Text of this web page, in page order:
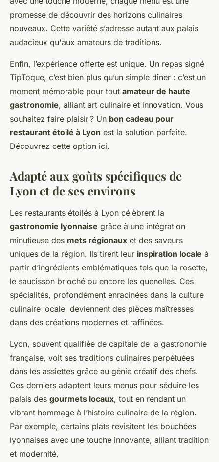
promesse de découvrir des horizons culinaires
nouveaux. Cette variété s’adresse autant aux palais
audacieux qu'aux amateurs de traditions.
Enfin, l’expérience offerte est unique. Un repas signé
TipToque, c’est bien plus qu’un simple dîner : c’est un
moment mémorable pour tout amateur de haute
gastronomie, alliant art culinaire et innovation. Vous
souhaitez faire plaisir ? Un bon cadeau pour
restaurant étoilé à Lyon est la solution parfaite.
Découvrez cette option ici.
Adapté aux goûts spécifiques de
Lyon et de ses environs
Les restaurants étoilés à Lyon célèbrent la
gastronomie lyonnaise grâce à une intégration
minutieuse des mets régionaux et des saveurs
uniques de la région. Ils tirent leur inspiration locale à
partir d’ingrédients emblématiques tels que la rosette,
le saucisson brioché ou encore les quenelles. Ces
spécialités, profondément enracinées dans la culture
culinaire locale, deviennent des pièces maîtresses
dans des créations modernes et raffinées.
Lyon, souvent qualifiée de capitale de la gastronomie
française, voit ses traditions culinaires perpétuées
dans les assiettes grâce au génie créatif des chefs.
Ces derniers adaptent leurs menus pour séduire les
palais des gourmets locaux, tout en rendant un
vibrant hommage à l’histoire culinaire de la région.
Par exemple, certains plats revisitent les bouchées
lyonnaises avec une touche innovante, alliant tradition
et modernité.